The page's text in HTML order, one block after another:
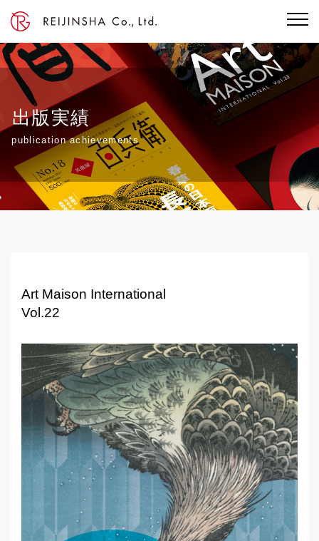
出版実績
publication achievements
Art Maison International
Vol.22